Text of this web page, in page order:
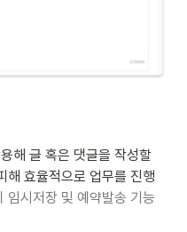
해 글 혹은 댓글을 작성할
해 효율적으로 업무를 진행
임시저장 및 예약발송 기능